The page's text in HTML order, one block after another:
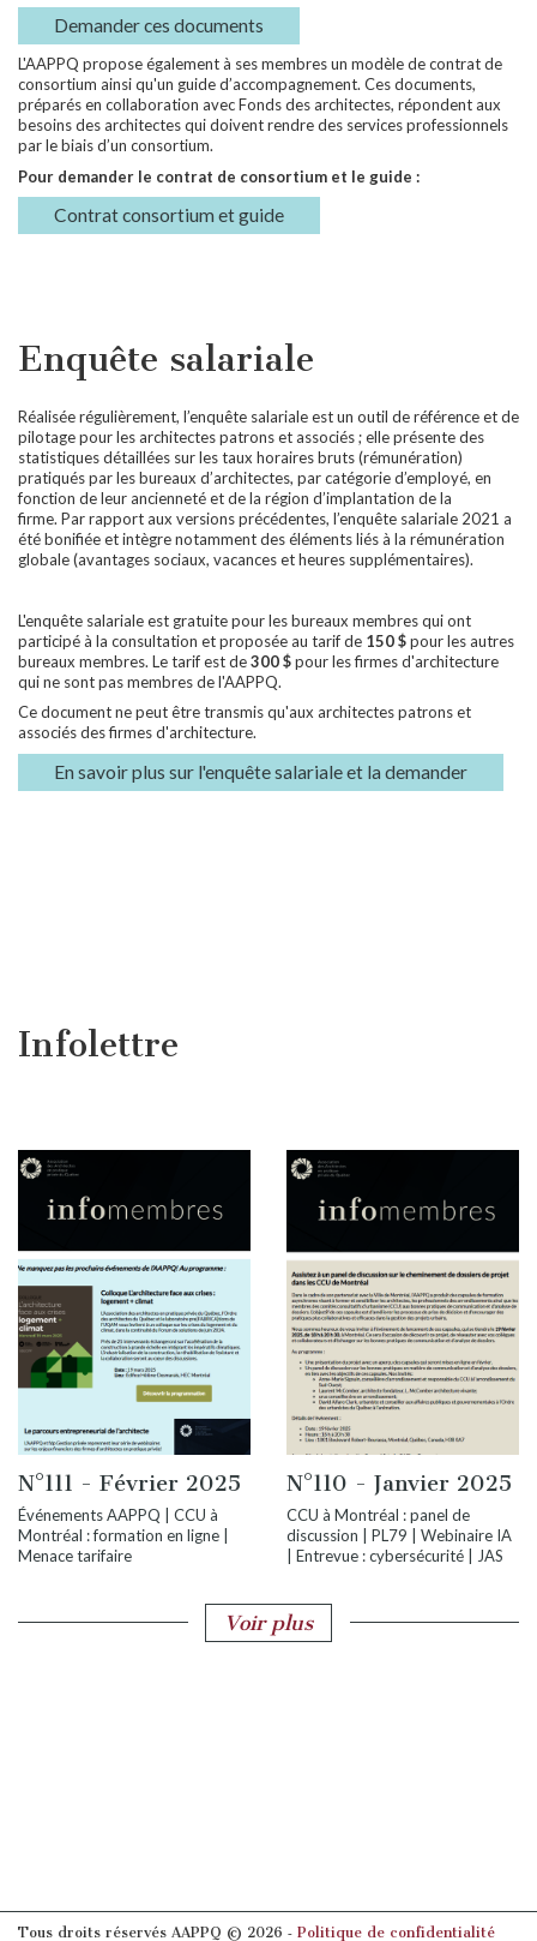
Demander ces documents
L'AAPPQ propose également à ses membres un modèle de contrat de
consortium ainsi qu'un guide d’accompagnement. Ces documents,
préparés en collaboration avec Fonds des architectes, répondent aux
besoins des architectes qui doivent rendre des services professionnels
par le biais d’un consortium.
Pour demander le contrat de consortium et le guide :
Contrat consortium et guide
Enquête salariale
Réalisée régulièrement, l’enquête salariale est un outil de référence et de
pilotage pour les architectes patrons et associés ; elle présente des
statistiques détaillées sur les taux horaires bruts (rémunération)
pratiqués par les bureaux d’architectes, par catégorie d’employé, en
fonction de leur ancienneté et de la région d’implantation de la
firme. Par rapport aux versions précédentes, l’enquête salariale 2021 a
été bonifiée et intègre notamment des éléments liés à la rémunération
globale (avantages sociaux, vacances et heures supplémentaires).
L'enquête salariale est gratuite pour les bureaux membres qui ont
participé à la consultation et proposée au tarif de 150 $pour les autres
bureaux membres. Le tarif est de300 $pour les firmes d'architecture
qui ne sont pas membres de l'AAPPQ.
Ce document ne peut être transmis qu'aux architectes patrons et
associés des firmes d'architecture.
En savoir plus sur l'enquête salariale et la demander
Infolettre
N°111 - Février 2025
Événements AAPPQ | CCU à
Montréal : formation en ligne |
Menace tarifaire
N°110 - Janvier 2025
CCU à Montréal : panel de
discussion | PL79 | Webinaire IA
| Entrevue : cybersécurité | JAS
Voir plus
Tous droits réservés AAPPQ © 2026 ‐ Politique de confidentialité